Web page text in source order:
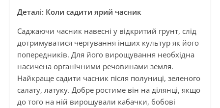
Деталі: Коли садити ярий часник
Саджаючи часник навесні у відкритий грунт, слід
дотримуватися чергування інших культур як його
попередників. Для його вирощування необхідна
насичена органічними речовинами земля.
Найкраще садити часник після полуниці, зеленого
салату, латуку. Добре ростиме він на ділянці, якщо
до того на ній вирощували кабачки, бобові